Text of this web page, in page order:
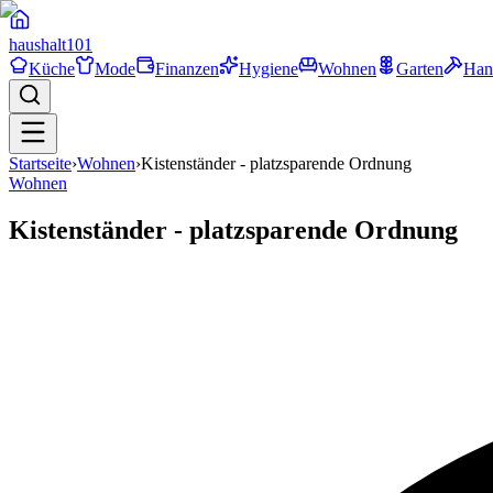
haushalt101
Küche
Mode Finanzen Hygiene Wohnen Garten
Startseite›Wohnen›Kistenständer - platzsparende Ordnung
Wohnen
Kistenständer - platzsparende Ordnung